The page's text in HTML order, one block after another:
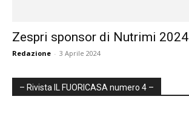
Zespri sponsor di Nutrimi 2024
Redazione - 3 Aprile 2024
– Rivista IL FUORICASA numero 4 –